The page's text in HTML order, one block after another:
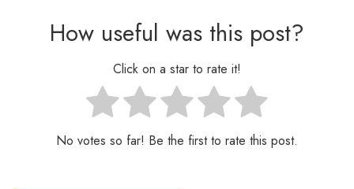
How useful was this post?
Click on a star to rate it!
No votes so far! Be the first to rate this post.